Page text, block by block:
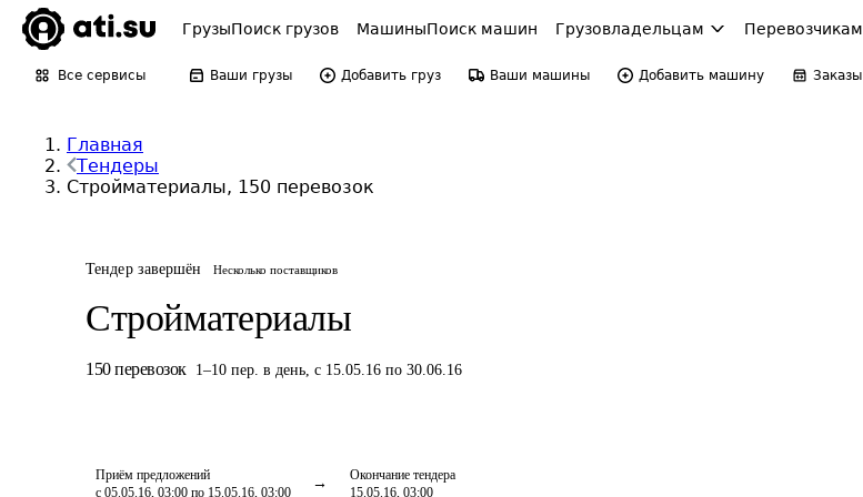
ГрузыПоиск грузов МашиныПоиск машин Грузовладельцам Перевозчикам
Все сервисы Ваши грузы Добавить груз Ваши машины Добавить машину Заказы
Главная
Тендеры
Стройматериалы, 150 перевозок
Тендер завершён Несколько поставщиков
Стройматериалы
150 перевозок 1–10 пер. в день, с 15.05.16 по 30.06.16
Приём предложений
с 05.05.16, 03:00 по 15.05.16, 03:00
Окончание тендера
15.05.16, 03:00